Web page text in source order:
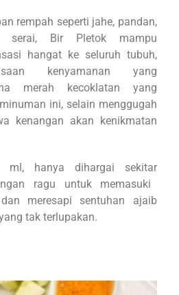
rempah seperti jahe, pandan,
serai, Bir Pletok mampu
hangat ke seluruh tubuh,
kenyamanan yang
merah kecoklatan yang
ini, selain menggugah
kenangan akan kenikmatan
ml, hanya dihargai sekitar
ragu untuk memasuki
meresapi sentuhan ajaib
tak terlupakan.